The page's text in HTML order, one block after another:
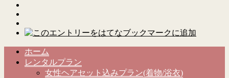
ホーム
レンタルプラン
女性ヘアセット込みプラン(着物/浴衣)